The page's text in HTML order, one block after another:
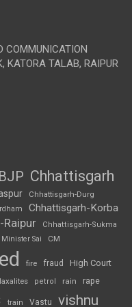
COMMUNICATION
KATORA TALAB, RAIPUR
BJP Chhattisgarh
Chhattisgarh-Durg
Chhattisgarh-Korba
Raipur
Chhattisgarh-Sukma
Sai CM
fire fraud High Court
petrol rain rape
train Vastu vishnu